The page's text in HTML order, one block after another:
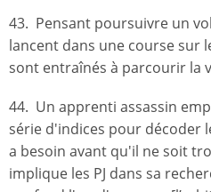
43. Pensant poursuivre un
lancent dans une course sur
sont entraînés à parcourir la
44. Un apprenti assassin
série d'indices pour décoder
a besoin avant qu'il ne soit
implique les PJ dans sa